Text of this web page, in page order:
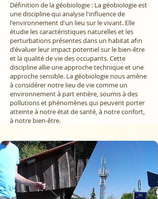
Définition de la géobiologie : La géobiologie est
une discipline qui analyse l'influence de
l'environnement d'un lieu sur le vivant. Elle
étudie les caractéristiques naturelles et les
perturbations présentes dans un habitat afin
d'évaluer leur impact potentiel sur le bien-être
et la qualité de vie des occupants.​ Cette
discipline allie une approche technique et une
approche sensible. La géobiologie nous amène
à considérer notre lieu de vie comme un
environnement à part entière, soumis à des
pollutions et phénomènes qui peuvent porter
atteinte à notre état de santé, à notre confort,
à notre bien-être.